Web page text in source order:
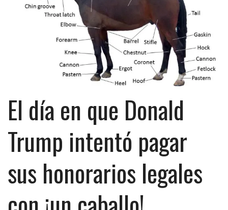
El día en que Donald
Trump intentó pagar
sus honorarios legales